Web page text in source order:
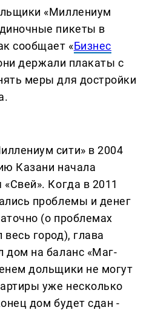
«Миллениум
пикеты в
сообщает «Бизнес
держали плакаты с
меры для достройки
сити» в 2004
Казани начала
Когда в 2011
проблемы и денег
(о проблемах
город), глава
дом на баланс «Маг-
дольщики не могут
уже несколько
дом будет сдан -